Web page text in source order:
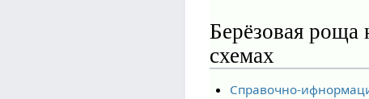
Берёзовая роща
схемах
Справочно-